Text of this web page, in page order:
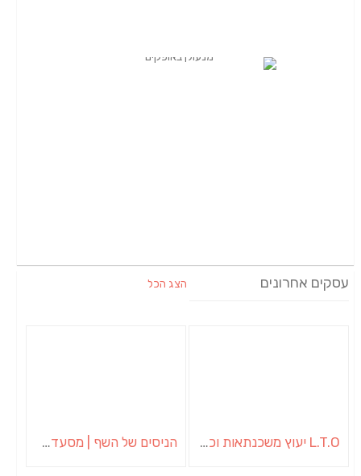
עסקים אחרונים הצג הכל
L.T.O יעוץ משכנתאות וכלכלת משפחה | יועץ משכנתאות באשכול הניסים של השף | מסעדת שף בבית | ארוחות גורמה